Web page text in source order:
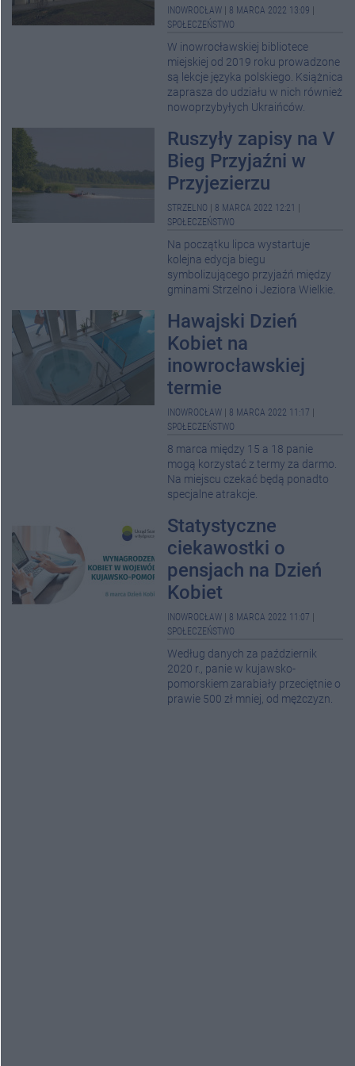
INOWROCŁAW 8 MARCA 2022 13:09
SPOŁECZEŃSTWO
W inowrocławskiej bibliotece
miejskiej od 2019 roku prowadzone
są lekcje języka polskiego. Książnica
zaprasza do udziału w nich również
nowoprzybyłych Ukraińców.
Ruszyły zapisy na V
Bieg Przyjaźni w
Przyjezierzu
STRZELNO 8 MARCA 2022 12:21
SPOŁECZEŃSTWO
Na początku lipca wystartuje
kolejna edycja biegu
symbolizującego przyjaźń między
gminami Strzelno i Jeziora Wielkie.
Hawajski Dzień
Kobiet na
inowrocławskiej
termie
INOWROCŁAW 8 MARCA 2022 11:17
SPOŁECZEŃSTWO
8 marca między 15 a 18 panie
mogą korzystać z termy za darmo.
Na miejscu czekać będą ponadto
specjalne atrakcje.
Statystyczne
ciekawostki o
pensjach na Dzień
Kobiet
INOWROCŁAW 8 MARCA 2022 11:07
SPOŁECZEŃSTWO
Według danych za październik
2020 r., panie w kujawsko-
pomorskiem zarabiały przeciętnie o
prawie 500 zł mniej, od mężczyzn.